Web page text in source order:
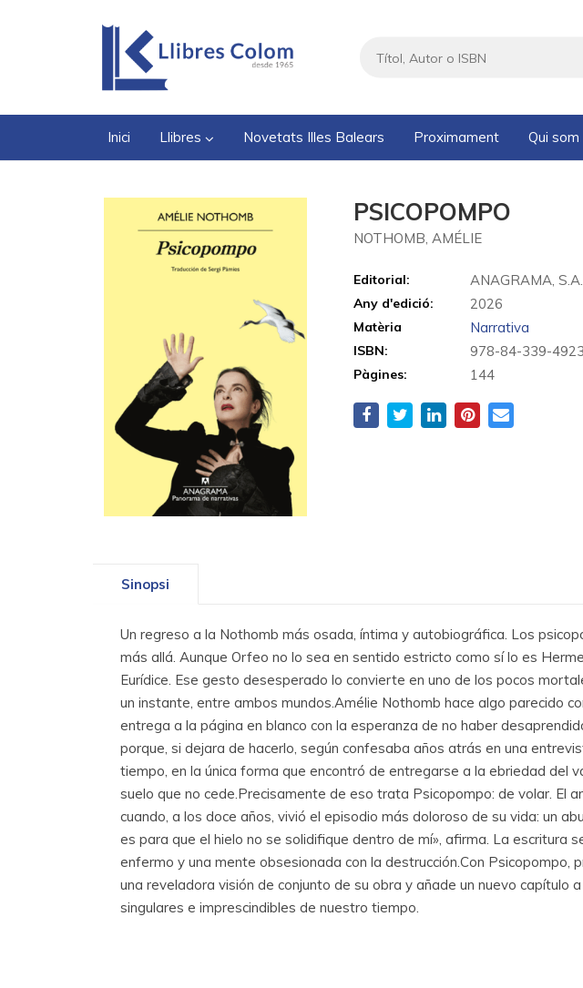
Inici Llibres Novetats Illes Balears Proximament Qui som
PSICOPOMPO
NOTHOMB, AMÉLIE
Editorial: ANAGRAMA, S.A.
Any d'edició: 2026
Matèria Narrativa
ISBN: 978-84-339-
Pàgines: 144
Sinopsi
Un regreso a la Nothomb más osada, íntima y autobiográfica. Los
más allá. Aunque Orfeo no lo sea en sentido estricto como sí lo es
Eurídice. Ese gesto desesperado lo convierte en uno de los pocos
un instante, entre ambos mundos.Amélie Nothomb hace algo parecido
entrega a la página en blanco con la esperanza de no haber
porque, si dejara de hacerlo, según confesaba años atrás en una
tiempo, en la única forma que encontró de entregarse a la ebriedad del
suelo que no cede.Precisamente de eso trata Psicopompo: de volar. El
cuando, a los doce años, vivió el episodio más doloroso de su vida: un
es para que el hielo no se solidifique dentro de mí», afirma. La escritura
enfermo y una mente obsesionada con la destrucción.Con
una reveladora visión de conjunto de su obra y añade un nuevo
singulares e imprescindibles de nuestro tiempo.